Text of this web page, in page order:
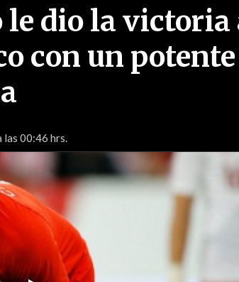
dio la victoria
con un potente
las 00:46 hrs.